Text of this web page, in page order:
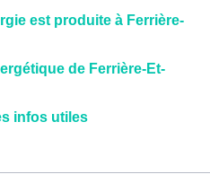
est produite à Ferrière-
de Ferrière-Et-
infos utiles